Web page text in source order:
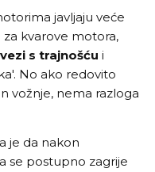
javljaju veće
za kvarove motora,
s trajnošću i
No ako redovito
vožnje, nema razloga
je da nakon
se postupno zagrije